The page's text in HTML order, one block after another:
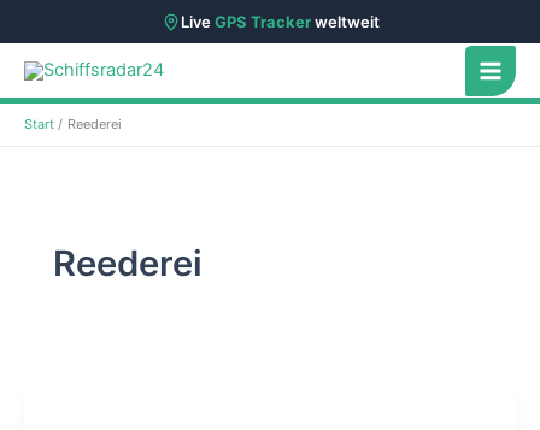
LiveGPS Trackerweltweit
Zum
Inhalt
springen
Start Reederei
Reederei